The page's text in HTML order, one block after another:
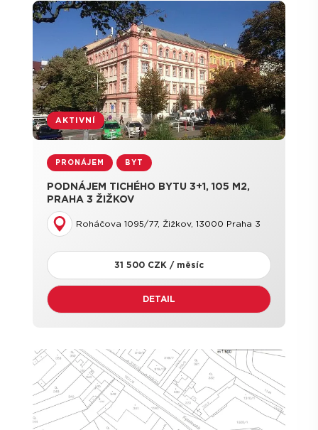
AKTIVNÍ
PRONÁJEM BYT
PODNÁJEM TICHÉHO BYTU 3+1, 105 M2,
PRAHA 3 ŽIŽKOV
Roháčova 1095/77, Žižkov, 13000 Praha 3
31 500 CZK / měsíc
DETAIL